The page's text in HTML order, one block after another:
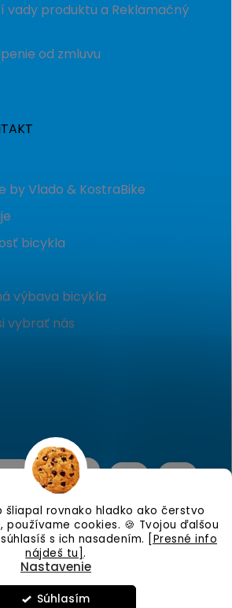
rovnako hladko ako čerstvo
používame cookies. 🍪 Tvojou ďalšou
s ich nasadením. [Presné info
nájdeš tu].
Nastavenie
Súhlasím
vady produktu a Reklamačný
od zmluvu
by Vlado & KostraBike
bicykla
výbava bicykla
vybrať nás
nastavenie cookies